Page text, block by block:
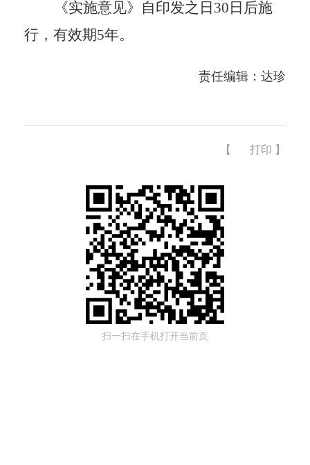
《实施意见》自印发之日 30日后施
行，有效期5年。
责任编辑：达珍
【 打印 】
扫一扫在手机打开当前页